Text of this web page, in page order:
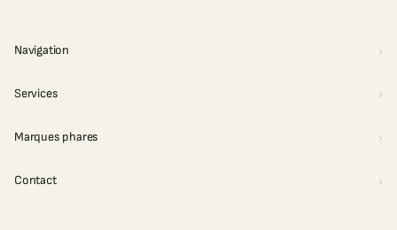
Navigation
Services
Marques phares
Contact